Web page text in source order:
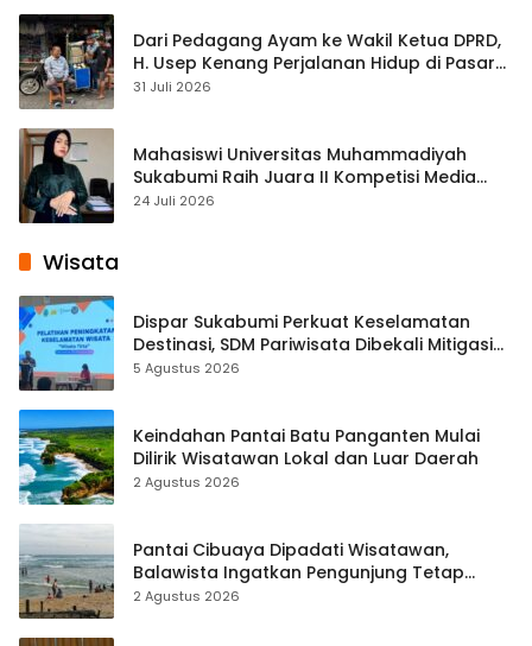
Dari Pedagang Ayam ke Wakil Ketua DPRD,
H. Usep Kenang Perjalanan Hidup di Pasar
Cisaat
31 Juli 2026
Mahasiswi Universitas Muhammadiyah
Sukabumi Raih Juara II Kompetisi Media
Pembelajaran Digital Tingkat Internasional
24 Juli 2026
Wisata
Dispar Sukabumi Perkuat Keselamatan
Destinasi, SDM Pariwisata Dibekali Mitigasi
hingga Teknik Evakuasi
5 Agustus 2026
Keindahan Pantai Batu Panganten Mulai
Dilirik Wisatawan Lokal dan Luar Daerah
2 Agustus 2026
Pantai Cibuaya Dipadati Wisatawan,
Balawista Ingatkan Pengunjung Tetap
Waspada
2 Agustus 2026